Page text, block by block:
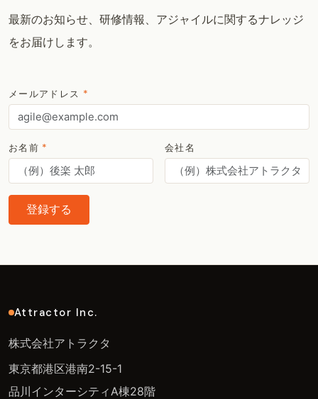
最新のお知らせ、研修情報、アジャイルに関するナレッジ
をお届けします。
メールアドレス *
お名前 * 会社名
登録する
Attractor Inc.
株式会社アトラクタ
東京都港区港南2-15-1
品川インターシティA棟28階